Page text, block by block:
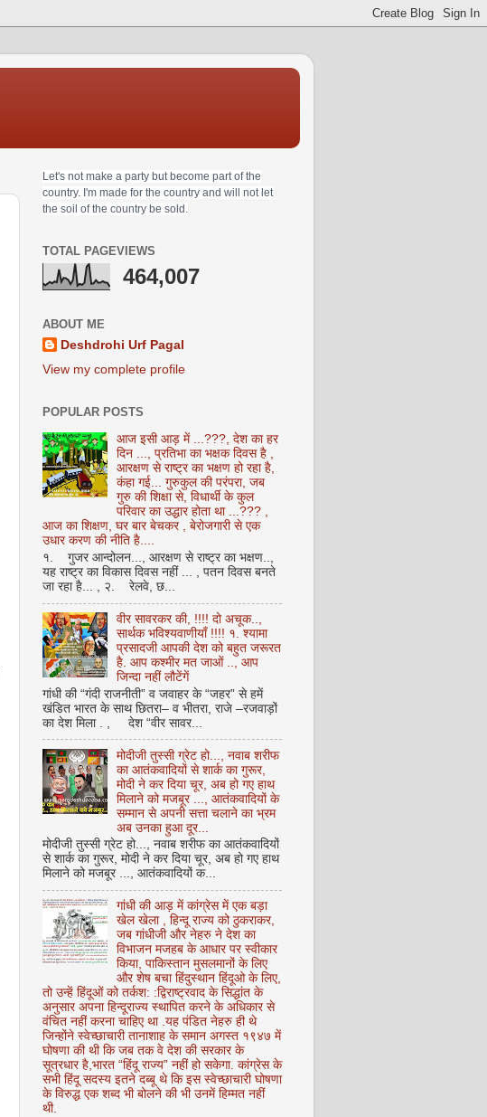
Let's not make a party but become part of the
country. I'm made for the country and will not let
the soil of the country be sold.
TOTAL PAGEVIEWS
464,007
ABOUT ME
Deshdrohi Urf Pagal
View my complete profile
POPULAR POSTS
आज इसी आड़ में ...???, देश का हर
दिन ..., प्रतिभा का भक्षक दिवस है ,
आरक्षण से राष्ट्र का भक्षण हो रहा है,
कंहा गई... गुरुकुल की परंपरा, जब
गुरु की शिक्षा से, विधार्थी के कुल
परिवार का उद्धार होता था ...??? ,
आज का शिक्षण, घर बार बेचकर , बेरोजगारी से एक
उधार करण की नीति है....
१. गुजर आन्दोलन..., आरक्षण से राष्ट्र का भक्षण..,
यह राष्ट्र का विकास दिवस नहीं ... , पतन दिवस बनते
जा रहा है... , २. रेलवे, छ...
वीर सावरकर की, !!!! दो अचूक..,
सार्थक भविश्यवाणीयाँ !!!! १. श्यामा
प्रसादजी आपकी देश को बहुत जरूरत
है. आप कश्मीर मत जाओं .., आप
जिन्दा नहीं लौटेंगें
गांधी की “गंदी राजनीती” व जवाहर के “जहर” से हमें
खंडित भारत के साथ छितरा– व भीतरा, राजे –रजवाड़ों
का देश मिला . , देश “वीर सावर...
मोदीजी तुस्सी ग्रेट हो..., नवाब शरीफ
का आतंकवादियों से शार्क का गुरूर,
मोदी ने कर दिया चूर, अब हो गए हाथ
मिलाने को मजबूर ..., आतंकवादियों के
सम्मान से अपनी सत्ता चलाने का भ्रम
अब उनका हुआ दूर...
मोदीजी तुस्सी ग्रेट हो..., नवाब शरीफ का आतंकवादियों
से शार्क का गुरूर, मोदी ने कर दिया चूर, अब हो गए हाथ
मिलाने को मजबूर ..., आतंकवादियों क...
गांधी की आड़ में कांग्रेस में एक बड़ा
खेल खेला , हिन्दू राज्य को ठुकराकर,
जब गांधीजी और नेहरु ने देश का
विभाजन मजहब के आधार पर स्वीकार
किया, पाकिस्तान मुसलमानों के लिए
और शेष बचा हिंदुस्थान हिंदूओ के लिए,
तो उन्हें हिंदूओं को तर्कश: :द्विराष्ट्रवाद के सिद्धांत के
अनुसार अपना हिन्दूराज्य स्थापित करने के अधिकार से
वंचित नहीं करना चाहिए था .यह पंडित नेहरु ही थे
जिन्होंने स्वेच्छाचारी तानाशाह के समान अगस्त १९४७ में
घोषणा की थी कि जब तक वे देश की सरकार के
सूत्रधार है,भारत “हिंदू राज्य” नहीं हो सकेगा. कांग्रेस के
सभी हिंदू सदस्य इतने दब्बू थे कि इस स्वेच्छाचारी घोषणा
के विरुद्ध एक शब्द भी बोलने की भी उनमें हिम्मत नहीं
थी.